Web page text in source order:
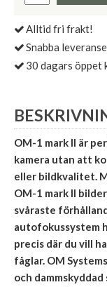
Alltid fri frakt!
Snabba
30 dagars öppet
OM-1 mark II är
kamera utan att
eller bildkvalitet.
OM-1 mark II
svåraste
autofokussystem
precis där du vill
fåglar. OM
och